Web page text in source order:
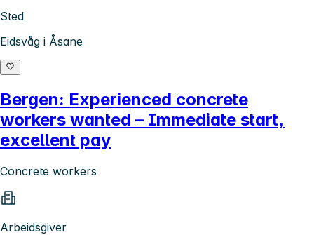
Sted
Eidsvåg i Åsane
Bergen: Experienced concrete
workers wanted – Immediate start,
excellent pay
Concrete workers
Arbeidsgiver